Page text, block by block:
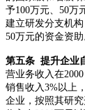
予100万元、50万
建立研发分支机
50万元的资金资助
第五条 提升企业
营业务收入在
销售收入3%以上
企业，按照其研